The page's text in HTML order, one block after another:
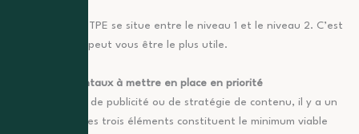
La majorité des TPE se situe entre le niveau 1 et le niveau 2. C’est
là que ce guide peut vous être le plus utile.
Les 3 fondamentaux à mettre en place en priorité
Avant de parler de publicité ou de stratégie de contenu, il y a un
socle à poser. Ces trois éléments constituent le minimum viable